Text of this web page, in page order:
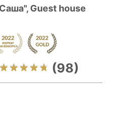
Guest house
(98)